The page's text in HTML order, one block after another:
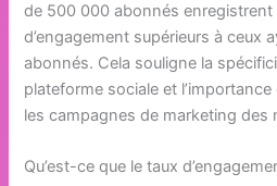
de 500 000 abonnés
d’engagement supérieurs à ceux
abonnés. Cela souligne la
plateforme sociale et
les campagnes de marketing des
Qu’est-ce que le taux